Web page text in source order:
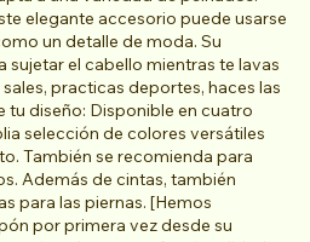
elegante accesorio puede usarse
un detalle de moda. Su
sujetar el cabello mientras te lavas
practicas deportes, haces las
tu diseño: Disponible en cuatro
selección de colores versátiles
También se recomienda para
Además de cintas, también
para las piernas. [Hemos
por primera vez desde su